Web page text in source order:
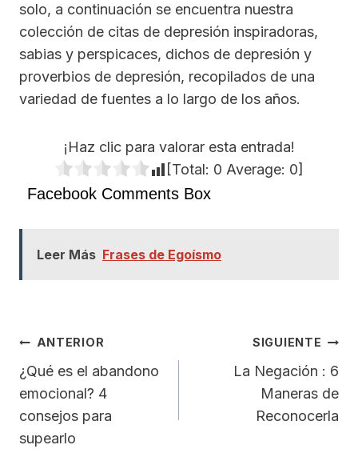
solo, a continuación se encuentra nuestra
colección de citas de depresión inspiradoras,
sabias y perspicaces, dichos de depresión y
proverbios de depresión, recopilados de una
variedad de fuentes a lo largo de los años.
¡Haz clic para valorar esta entrada!
[Total: 0 Average: 0]
Facebook Comments Box
Leer Más Frases de Egoísmo
Navegación
De
Entradas
ANTERIOR
¿Qué es el abandono
emocional? 4
consejos para
supearlo
SIGUIENTE
La Negación : 6
Maneras de
Reconocerla